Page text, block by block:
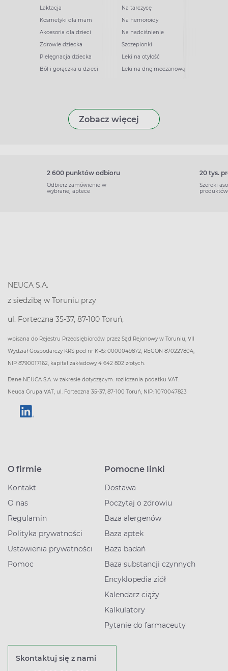
Laktacja
Kosmetyki dla mam
Akcesoria dla dzieci
Zdrowie dziecka
Pielęgnacja dziecka
Ból i gorączka u dzieci
Na tarczycę
Na hemoroidy
Na nadciśnienie
Szczepionki
Leki na otyłość
Leki na dnę moczanową
Zobacz więcej
2 600 punktów odbioru
Odbierz zamówienie w
wybranej aptece
20 tys.
Szeroki
produktów
NEUCA S.A.
z siedzibą w Toruniu przy
ul. Forteczna 35-37, 87-100 Toruń,
wpisana do Rejestru Przedsiębiorców przez Sąd Rejonowy w Toruniu, VII
Wydział Gospodarczy KRS pod nr KRS: 0000049872, REGON 870227804,
NIP 8790017162, kapitał zakładowy 4 642 802 złotych.
Dane NEUCA S.A. w zakresie dotyczącym: rozliczania podatku VAT:
Neuca Grupa VAT, ul. Forteczna 35-37, 87-100 Toruń, NIP: 1070047823
O firmie
Kontakt
O nas
Regulamin
Polityka prywatności
Ustawienia prywatności
Pomoc
Pomocne linki
Dostawa
Poczytaj o zdrowiu
Baza alergenów
Baza aptek
Baza badań
Baza substancji czynnych
Encyklopedia ziół
Kalendarz ciąży
Kalkulatory
Pytanie do farmaceuty
Skontaktuj się z nami